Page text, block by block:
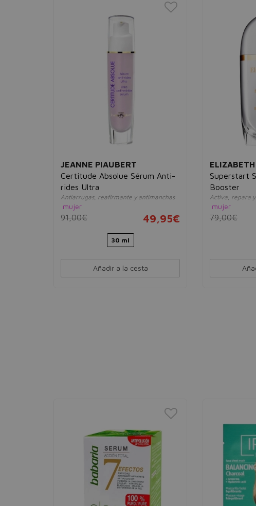
JEANNE PIAUBERT
Certitude Absolue Sérum Anti-
rides Ultra
Antiarrugas, reafirmante y antimanchas
mujer
91,00€ 49,95€
30 ml
Añadir a la cesta
Superstart
Booster
Activa, repara
mujer
79,00€